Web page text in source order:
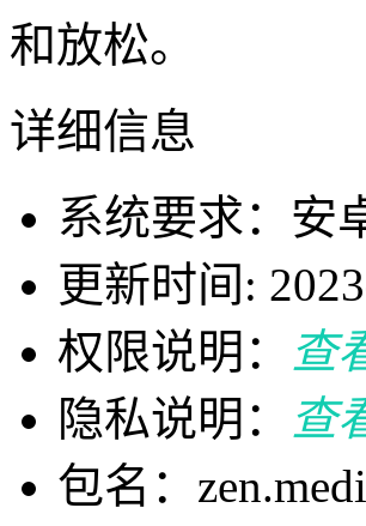
和放松。
详细信息
系统要求：安
更新时间:
权限说明：
查
隐私说明：
查
包名：